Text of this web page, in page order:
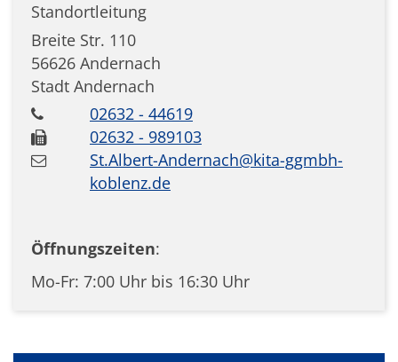
Standortleitung
Breite Str. 110
56626 Andernach
Stadt Andernach
02632 - 44619
02632 - 989103
St.Albert-Andernach@kita-ggmbh-
koblenz.de
Öffnungszeiten:
Mo-Fr: 7:00 Uhr bis 16:30 Uhr